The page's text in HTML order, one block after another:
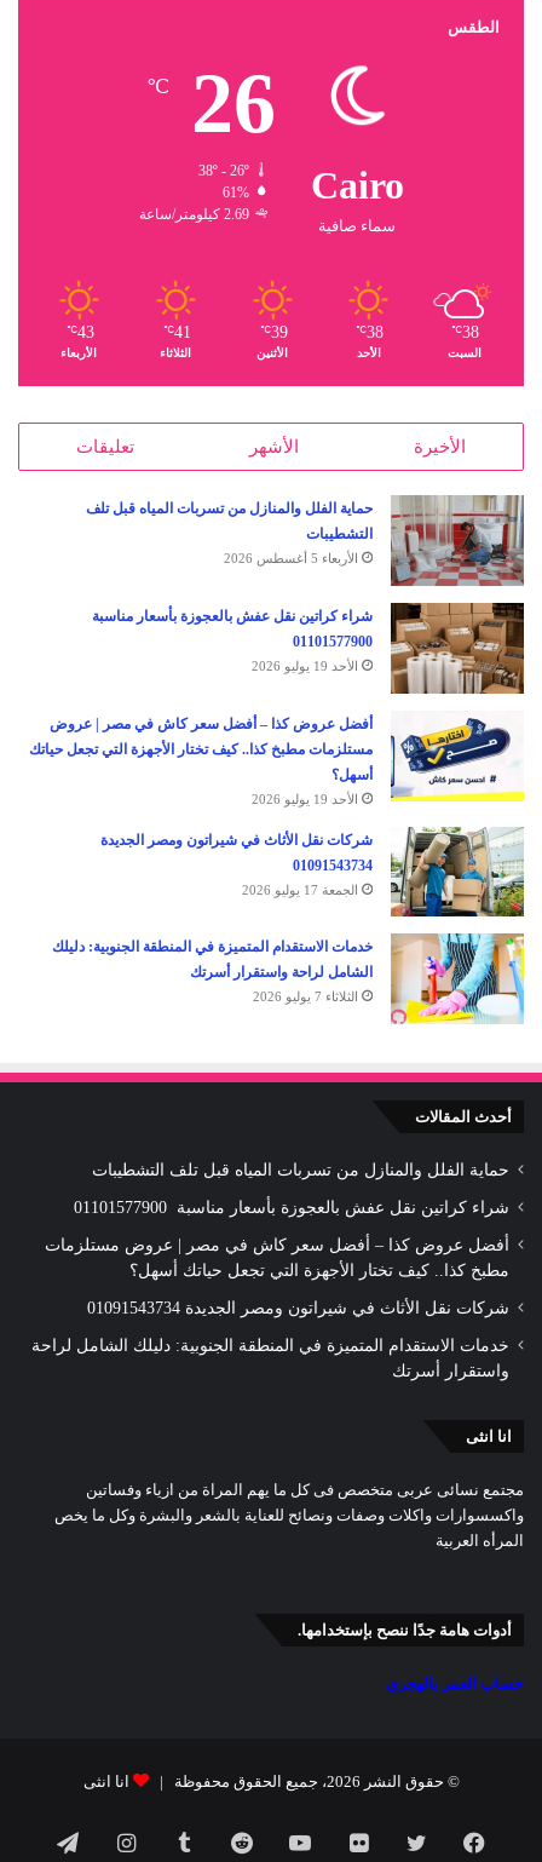
الطقس
Cairo
سماء صافية
26
℃
38º - 26º
61%
2.69 كيلومتر/ساعة
38
℃
السبت
38
℃
الأحد
39
℃
الأثنين
41
℃
الثلاثاء
43
℃
الأربعاء
الأخيرة الأشهر تعليقات
حماية الفلل والمنازل من تسربات المياه قبل تلف
التشطيبات
الأربعاء 5 أغسطس 2026
شراء كراتين نقل عفش بالعجوزة بأسعار مناسبة
01101577900
الأحد 19 يوليو 2026
أفضل عروض كذا – أفضل سعر كاش في مصر | عروض
مستلزمات مطبخ كذا.. كيف تختار الأجهزة التي تجعل حياتك
أسهل؟
الأحد 19 يوليو 2026
شركات نقل الأثاث في شيراتون ومصر الجديدة
01091543734
الجمعة 17 يوليو 2026
خدمات الاستقدام المتميزة في المنطقة الجنوبية: دليلك
الشامل لراحة واستقرار أسرتك
الثلاثاء 7 يوليو 2026
أحدث المقالات
حماية الفلل والمنازل من تسربات المياه قبل تلف التشطيبات
شراء كراتين نقل عفش بالعجوزة بأسعار مناسبة 01101577900
أفضل عروض كذا – أفضل سعر كاش في مصر | عروض مستلزمات
مطبخ كذا.. كيف تختار الأجهزة التي تجعل حياتك أسهل؟
شركات نقل الأثاث في شيراتون ومصر الجديدة 01091543734
خدمات الاستقدام المتميزة في المنطقة الجنوبية: دليلك الشامل لراحة
واستقرار أسرتك
انا انثى
مجتمع نسائى عربى متخصص فى كل ما يهم المراة من ازياء وفساتين
واكسسوارات واكلات وصفات ونصائح للعناية بالشعر والبشرة وكل ما يخص
المرأه العربية
أدوات هامة جدًا ننصح بإستخدامها.
حساب العمر بالهجري
© حقوق النشر 2026، جميع الحقوق محفوظة | انا انثى
فيسبوك تويتر صور يوتيوب ‏Tumblr انستقرام